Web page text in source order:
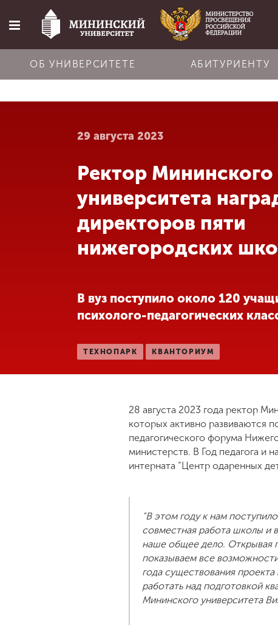
Главная
Об университете
Абитуриенту
Обучение
Международная
деятельность
Другие виды
деятельности
ОБ УНИВЕРСИТЕТЕ АБИТУРИЕНТУ
29 августа 2023
Ректор Мининского
университета
директоров пяти
нижегородских
В вуз поступило около 120
психолого-педагогических
ТЕХНОПАРК КВАНТОРИУМ
28 августа 2023 года ректор
которых активно развиваются
педагогического форума
министерств. В Год педагога и
интерната “Центр одаренных
“В этом году к нам
совместная работа школы и
наше общее дело. Открывая
показываем все
года существования
работать над подготовкой
Мининского университета